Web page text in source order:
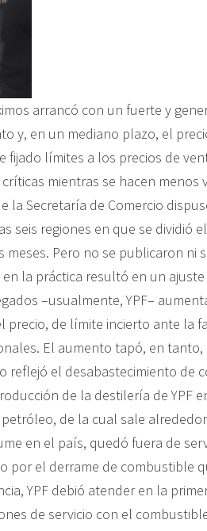
arrancó con un fuerte y
y, en un mediano plazo, el
fijado límites a los precios de
mientras se hacen menos
la Secretaría de Comercio
seis regiones en que se dividió
meses. Pero no se publicaron ni
la práctica resultó en un
–usualmente, YPF–
precio, de límite incierto ante la
El aumento tapó, en
reflejó el desabastecimiento de
de la destilería de YPF
de la cual sale
en el país, quedó fuera de
por el derrame de combustible
YPF debió atender en la
de servicio con el